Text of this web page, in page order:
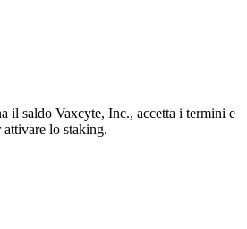
il saldo Vaxcyte, Inc., accetta i termini e
attivare lo staking.